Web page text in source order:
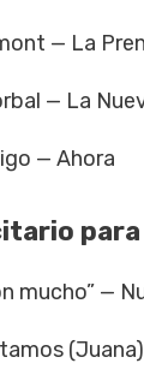
— La
— La
— Ahora
mucho” —